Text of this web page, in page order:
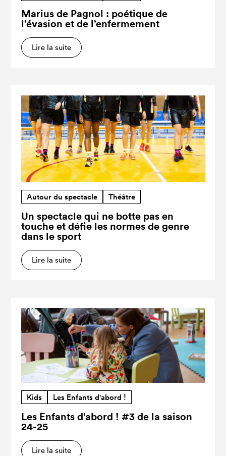
Marius de Pagnol : poétique de
l’évasion et de l’enfermement
Lire la suite
Autour du spectacle Théâtre
Un spectacle qui ne botte pas en
touche et défie les normes de genre
dans le sport
Lire la suite
Kids Les Enfants d'abord !
Les Enfants d’abord ! #3 de la saison
24-25
Lire la suite